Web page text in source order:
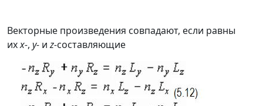
Векторные произведения совпадают, если равны
ихх-, у- и z-составляющие